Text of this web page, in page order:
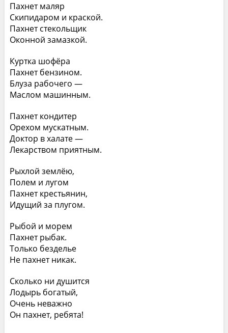
Пахнет маляр
Скипидаром и краской.
Пахнет стекольщик
Оконной замазкой.
Куртка шофёра
Пахнет бензином.
Блуза рабочего —
Маслом машинным.
Пахнет кондитер
Орехом мускатным.
Доктор в халате —
Лекарством приятным.
Рыхлой землёю,
Полем и лугом
Пахнет крестьянин,
Идущий за плугом.
Рыбой и морем
Пахнет рыбак.
Только безделье
Не пахнет никак.
Сколько ни душится
Лодырь богатый,
Очень неважно
Он пахнет, ребята!